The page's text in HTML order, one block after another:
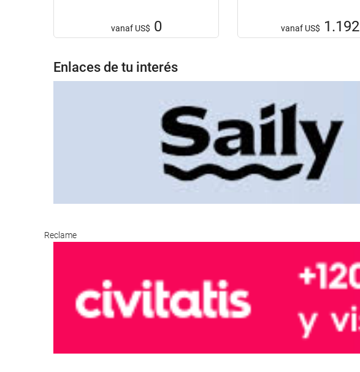
vanaf US$ 0 vanaf US$ 1.192
Enlaces de tu interés
Reclame